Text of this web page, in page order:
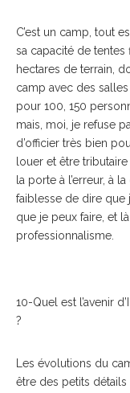
C’est un camp, tout
sa capacité de tentes
hectares de terrain,
camp avec des
pour 100, 150
mais, moi, je refuse
d’officier très bien
louer et être
la porte à l’erreur, à
faiblesse de dire que
que je peux faire, et
professionnalisme.
10-Quel est l’avenir
?
Les évolutions du
être des petits détails